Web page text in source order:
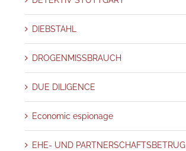
DIEBSTAHL
DROGENMISSBRAUCH
DUE DILIGENCE
Economic espionage
EHE- UND PARTNERSCHAFTSBETRUG